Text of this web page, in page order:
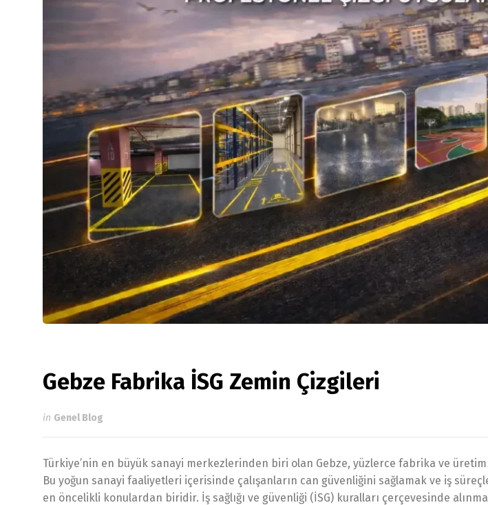
Gebze Fabrika İSG Zemin Çizgileri
in Genel Blog
Türkiye’nin en büyük sanayi merkezlerinden biri olan Gebze, yüzlerce fabrika ve
Bu yoğun sanayi faaliyetleri içerisinde çalışanların can güvenliğini sağlamak ve iş
en öncelikli konulardan biridir. İş sağlığı ve güvenliği (İSG) kuralları çerçevesinde